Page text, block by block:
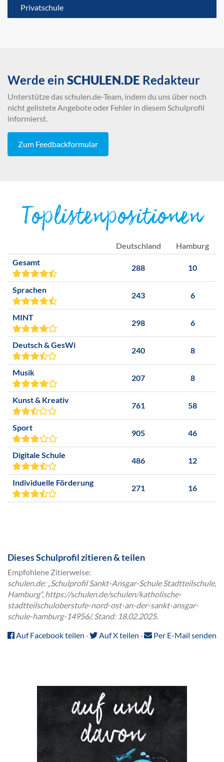
Privatschule
Werde ein SCHULEN.DE Redakteur
Unterstütze das schulen.de-Team, indem du uns über noch
nicht gelistete Angebote oder Fehler in diesem Schulprofil
informierst.
Zum Feedbackformular
Toplistenpositionen
Deutschland
Hamburg
Gesamt
288 10
Sprachen
243 6
MINT
298 6
Deutsch & GesWi
240 8
Musik
207 8
Kunst & Kreativ
761 58
Sport
905 46
Digitale Schule
486 12
Individuelle Förderung
271 16
Dieses Schulprofil zitieren & teilen
Empfohlene Zitierweise:
schulen.de: „Schulprofil Sankt-Ansgar-Schule Stadtteilschule,
Hamburg“, https://schulen.de/schulen/katholische-
stadtteilschuloberstufe-nord-ost-an-der-sankt-ansgar-
schule-hamburg-14956/, Stand: 18.02.2025.
Auf Facebook teilen · Auf X teilen · Per E-Mail senden